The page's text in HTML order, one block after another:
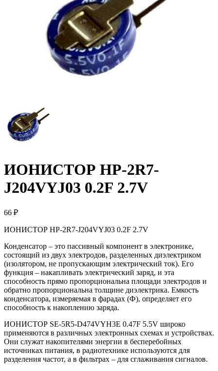
ИОНИСТОР HP-2R7-
J204VYJ03 0.2F 2.7V
66 ₽
ИОНИСТОР HP-2R7-J204VYJ03 0.2F 2.7V
Конденсатор – это пассивный компонент в электронике,
состоящий из двух электродов, разделенных диэлектриком
(изолятором, не пропускающим электрический ток). Его
функция – накапливать электрический заряд, и эта
способность прямо пропорциональна площади электродов и
обратно пропорциональна толщине диэлектрика. Емкость
конденсатора, измеряемая в фарадах (Ф), определяет его
способность к накоплению заряда.
ИОНИСТОР SE-5R5-D474VYH3E 0.47F 5.5V широко
применяются в различных электронных схемах и устройствах.
Они служат накопителями энергии в бесперебойных
источниках питания, в радиотехнике используются для
разделения частот, а в фильтрах – для сглаживания сигналов.